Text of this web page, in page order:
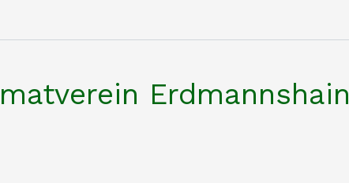
Erdmannshain